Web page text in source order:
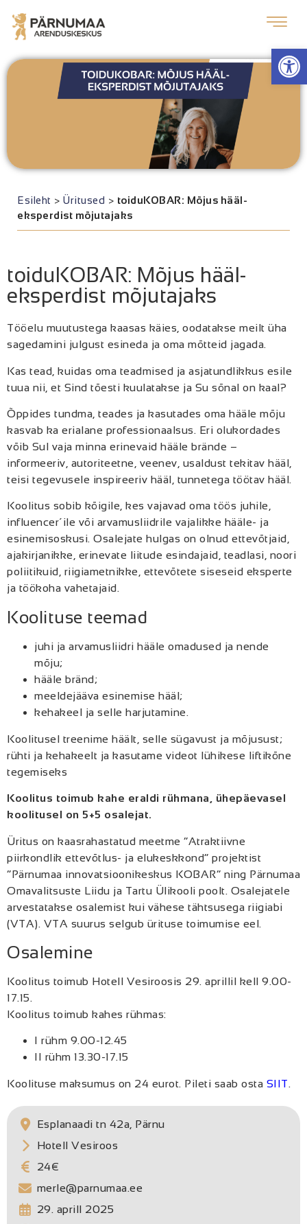
Esileht > Üritused > toiduKOBAR: Mõjus hääl-
eksperdist mõjutajaks
toiduKOBAR: Mõjus hääl-
eksperdist mõjutajaks
Tööelu muutustega kaasas käies , oodatakse meilt üha
sagedamini julgust esineda ja oma mõtteid jagada.
Kas tead, kuidas oma teadmised ja asjatundlikkus esile
tuua nii, et Sind tõesti kuulatakse ja Su sõnal on kaal?
Õppides tundma, teades ja kasutades oma hääle mõju
kasvab ka erialane professionaalsus. Eri olukordades
võib Sul vaja minna erinevaid hääle brände –
informeeriv, autoriteetne, veenev, usaldust tekitav hääl,
teisi tegevusele inspireeriv hääl, tunnetega töötav hääl.
Koolitus sobib kõigile, kes vajavad oma töös juhile,
influencer´ile või arvamusliidrile vajalikke hääle- ja
esinemisoskusi. Osalejate hulgas on olnud ettevõtjaid,
ajakirjanikke, erinevate liitude esindajaid, teadlasi, noori
poliitikuid, riigiametnikke, ettevõtete siseseid eksperte
ja töökoha vahetajaid.
Koolituse teemad
juhi ja arvamusliidri hääle omadused ja nende
mõju;
hääle bränd;
meeldejääva esinemise hääl;
kehakeel ja selle harjutamine.
Koolitusel treenime häält, selle sügavust ja mõjusust;
rühti ja kehakeelt ja kasutame videot lühikese liftikõne
tegemiseks
Koolitus toimub kahe eraldi rühmana, ühepäevasel
koolitusel on 5+5 osalejat.
Üritus on kaasrahastatud meetme “Atraktiivne
piirkondlik ettevõtlus- ja elukeskkond” projektist
“Pärnumaa innovatsioonikeskus KOBAR” ning Pärnumaa
Omavalitsuste Liidu ja Tartu Ülikooli poolt. Osalejatele
arvestatakse osalemist kui vähese tähtsusega riigiabi
(VTA). VTA suurus selgub ürituse toimumise eel.
Osalemine
Koolitus toimub Hotell Vesiroosis 29. aprillil kell 9.00-
17.15.
Koolitus toimub kahes rühmas:
I rühm 9.00-12.45
II rühm 13.30-17.15
Koolituse maksumus on 24 eurot. Pileti saab osta SIIT.
Esplanaadi tn 42a, Pärnu
Hotell Vesiroos
24€
merle@parnumaa.ee
29. aprill 2025